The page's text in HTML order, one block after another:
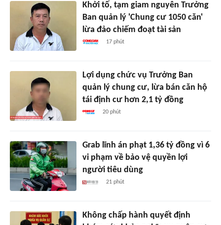
Khởi tố, tạm giam nguyên Trưởng
Ban quản lý 'Chung cư 1050 căn'
lừa đảo chiếm đoạt tài sản
17 phút
Lợi dụng chức vụ Trưởng Ban
quản lý chung cư, lừa bán căn hộ
tái định cư hơn 2,1 tỷ đồng
20 phút
Grab lĩnh án phạt 1,36 tỷ đồng vì 6
vi phạm về bảo vệ quyền lợi
người tiêu dùng
21 phút
Không chấp hành quyết định